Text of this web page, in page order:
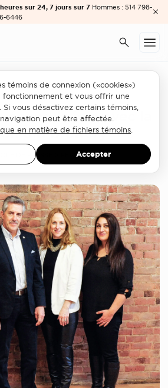
sur 24, 7 jours sur 7 Hommes : 514 798-
6446
Partenariats
la joie avec la
old brewery
DE PRESSE 12 FÉVRIER 2016
témoins de connexion («cookies»)
fonctionnement et vous offrir une
vous désactivez certains témoins,
peut être affectée.
en matière de fichiers témoins
Accepter